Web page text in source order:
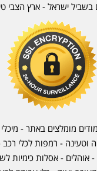
בשביל ישראל - ארץ הצבי
מומלצים באתר -
וטעינה - רמפות לכלי רכב
- אוהלים - אסלות כימיות